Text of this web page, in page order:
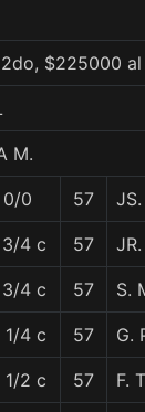
$225000
M.
0/0 57
3/4 c 57
3/4 c 57 S.
1/4 c 57 G.
1/2 c 57 F.